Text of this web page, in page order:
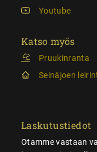
Youtube
Katso myös
Pruukinranta
Seinäjoen
Laskutustiedot
Otamme vastaan